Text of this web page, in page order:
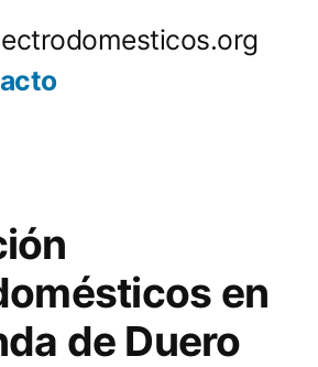
en
de Duero